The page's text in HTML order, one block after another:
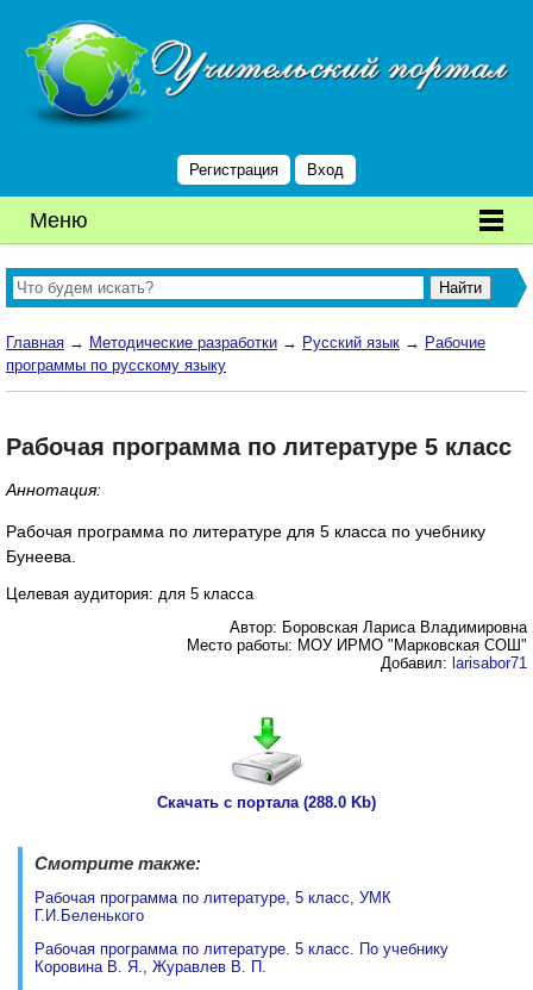
Регистрация Вход
Меню
Главная → Методические разработки → Русский язык → Рабочие
программы по русскому языку
Рабочая программа по литературе 5 класс
Аннотация:
Рабочая программа по литературе для 5 класса по учебнику
Бунеева.
Целевая аудитория: для 5 класса
Автор: Боровская Лариса Владимировна
Место работы: МОУ ИРМО "Марковская СОШ"
Добавил: larisabor71
Скачать с портала (288.0 Kb)
Смотрите также:
Рабочая программа по литературе, 5 класс, УМК
Г.И.Беленького
Рабочая программа по литературе. 5 класс. По учебнику
Коровина В. Я., Журавлев В. П.